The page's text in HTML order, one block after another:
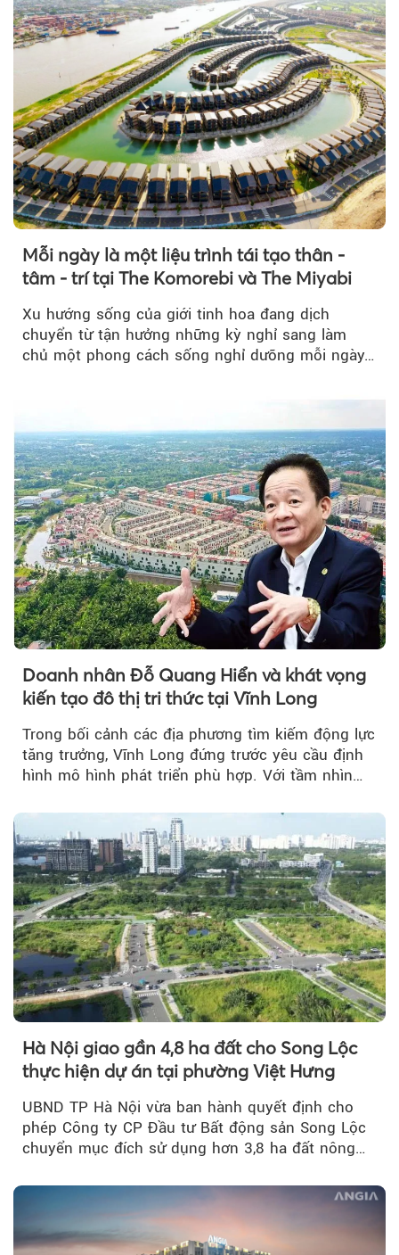
Mỗi ngày là một liệu trình tái tạo thân -
tâm - trí tại The Komorebi và The Miyabi
Xu hướng sống của giới tinh hoa đang dịch
chuyển từ tận hưởng những kỳ nghỉ sang làm
chủ một phong cách sống nghỉ dưỡng mỗi ngày…
Doanh nhân Đỗ Quang Hiển và khát vọng
kiến tạo đô thị tri thức tại Vĩnh Long
Trong bối cảnh các địa phương tìm kiếm động lực
tăng trưởng, Vĩnh Long đứng trước yêu cầu định
hình mô hình phát triển phù hợp. Với tầm nhìn
Hà Nội giao gần 4,8 ha đất cho Song Lộc
thực hiện dự án tại phường Việt Hưng
UBND TP Hà Nội vừa ban hành quyết định cho
phép Công ty CP Đầu tư Bất động sản Song Lộc
chuyển mục đích sử dụng hơn 3,8 ha đất nông